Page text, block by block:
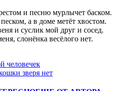
и песню мурлычет баском.
а в доме метёт хвостом.
и суслик мой друг и сосед.
слонёнка весёлого нет.
человечек
зверя нет